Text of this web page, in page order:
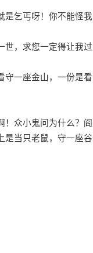
乞丐呀！你不能怪我
，求您一定得让我过
一座金山，一份是
众小鬼问为什么？
当只老鼠，守一座谷